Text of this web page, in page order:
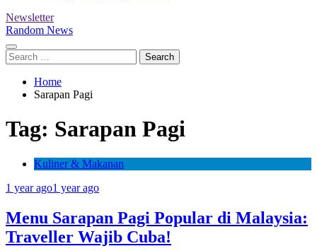
Newsletter
Random News
Search
for:
Home
Sarapan Pagi
Tag: Sarapan Pagi
Kuliner & Makanan
1 year ago1 year ago
Menu Sarapan Pagi Popular di Malaysia:
Traveller Wajib Cuba!